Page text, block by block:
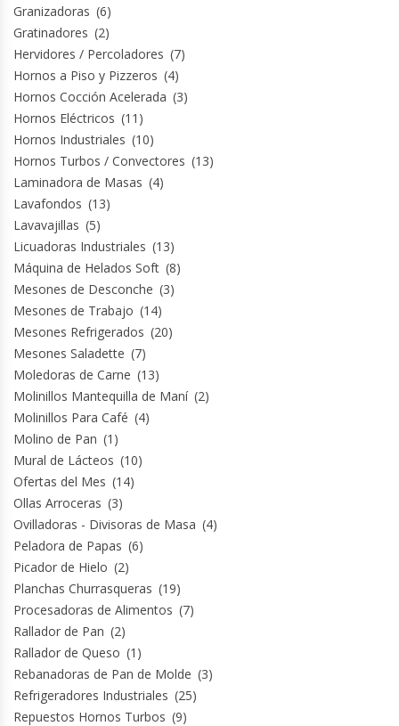
Vitrinas Pasteleras
Vitrinas Refrigeradas
Granizadoras (6)
Gratinadores (2)
Hervidores / Percoladores (7)
Hornos a Piso y Pizzeros (4)
Hornos Cocción Acelerada (3)
Hornos Eléctricos (11)
Hornos Industriales (10)
Hornos Turbos / Convectores (13)
Laminadora de Masas (4)
Lavafondos (13)
Lavavajillas (5)
Licuadoras Industriales (13)
Máquina de Helados Soft (8)
Mesones de Desconche (3)
Mesones de Trabajo (14)
Mesones Refrigerados (20)
Mesones Saladette (7)
Moledoras de Carne (13)
Molinillos Mantequilla de Maní (2)
Molinillos Para Café (4)
Molino de Pan (1)
Mural de Lácteos (10)
Ofertas del Mes (14)
Ollas Arroceras (3)
Ovilladoras - Divisoras de Masa (4)
Peladora de Papas (6)
Picador de Hielo (2)
Planchas Churrasqueras (19)
Procesadoras de Alimentos (7)
Rallador de Pan (2)
Rallador de Queso (1)
Rebanadoras de Pan de Molde (3)
Refrigeradores Industriales (25)
Repuestos Hornos Turbos (9)